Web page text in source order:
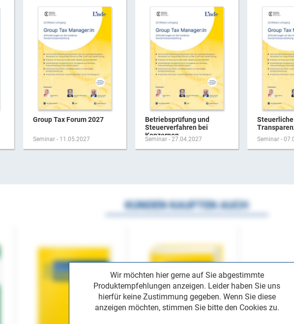
Group Tax Forum 2027
Seminar - 11.05.2027
Betriebsprüfung und
Steuerverfahren bei
Konzernen
Seminar - 27.04.2027 Seminar -
Wir möchten hier gerne auf Sie abgestimmte
Produktempfehlungen anzeigen. Leider haben Sie uns
hierfür keine Zustimmung gegeben. Wenn Sie diese
anzeigen möchten, stimmen Sie bitte den Cookies zu.
KUNDEN KAUFTEN AUCH